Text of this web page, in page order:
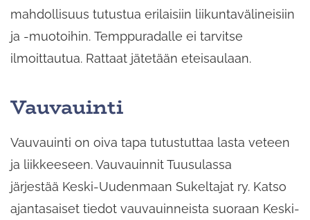
mahdollisuus tutustua erilaisiin liikuntavälineisiin
ja -muotoihin. Temppuradalle ei tarvitse
ilmoittautua. Rattaat jätetään eteisaulaan.
Vauvauinti
Vauvauinti on oiva tapa tutustuttaa lasta veteen
ja liikkeeseen. Vauvauinnit Tuusulassa
järjestää Keski-Uudenmaan Sukeltajat ry. Katso
ajantasaiset tiedot vauvauinneista suoraan Keski-